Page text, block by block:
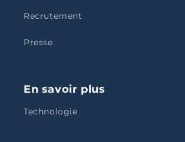
Recrutement
Presse
En savoir plus
Technologie